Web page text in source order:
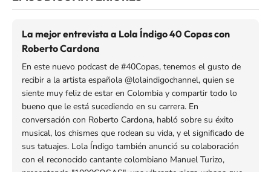
La mejor entrevista a Lola Índigo 40 Copas con
Roberto Cardona
En este nuevo podcast de #40Copas, tenemos el gusto de
recibir a la artista española @lolaindigochannel, quien se
siente muy feliz de estar en Colombia y compartir todo lo
bueno que le está sucediendo en su carrera. En
conversación con Roberto Cardona, habló sobre su éxito
musical, los chismes que rodean su vida, y el significado de
sus tatuajes. Lola Índigo también anunció su colaboración
con el reconocido cantante colombiano Manuel Turizo,